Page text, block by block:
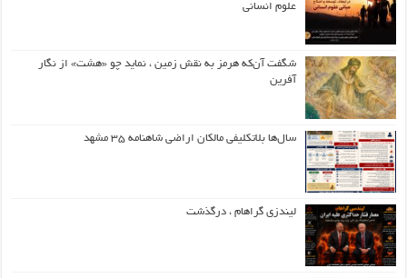
علوم انسانی
شگفت آن‌که هرمز به نقش زمین ، نماید چو «هشت» از نگار
آفرین
سال‌ها بلاتکلیفی مالکان اراضی شاهنامه ۳۵ مشهد
لیندزی گراهام ، درگذشت